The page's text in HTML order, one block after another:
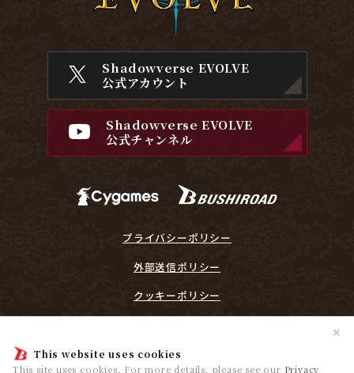
This website uses cookies
This site uses cookies. For more details, please see our Privacy
✕
Shadowverse EVOLVE
公式アカウント
Shadowverse EVOLVE
公式チャンネル
プライバシーポリシー
外部送信ポリシー
クッキーポリシー
プレイヤーリスペクト宣言